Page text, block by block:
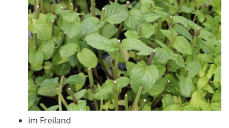
im Freiland